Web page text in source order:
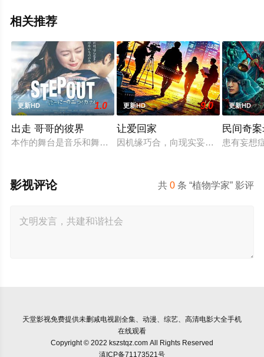
相关推荐
更新HD 1.0
出走 哥哥的彼界
本作的舞台是音乐和舞蹈融入生活的冲绳。与母亲朱音、妹妹
更新HD 9.0
让爱回家
因机缘巧合，向现实妥协的导演朱达
更新HD
民间奇
患有妄想
共0 条 “植物学家” 影评
影视评论
天堂影视免费提供未删减电视剧全集、动漫、综艺、高清电影大全手机
在线观看
Copyright © 2022 kszstqz.com All Rights Reserved
滇ICP备71173521号